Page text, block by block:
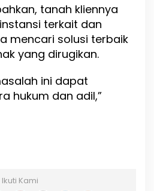
tanah kliennya
terkait dan
mencari solusi terbaik
yang dirugikan.
ini dapat
hukum dan adil,”
Ikuti Kami